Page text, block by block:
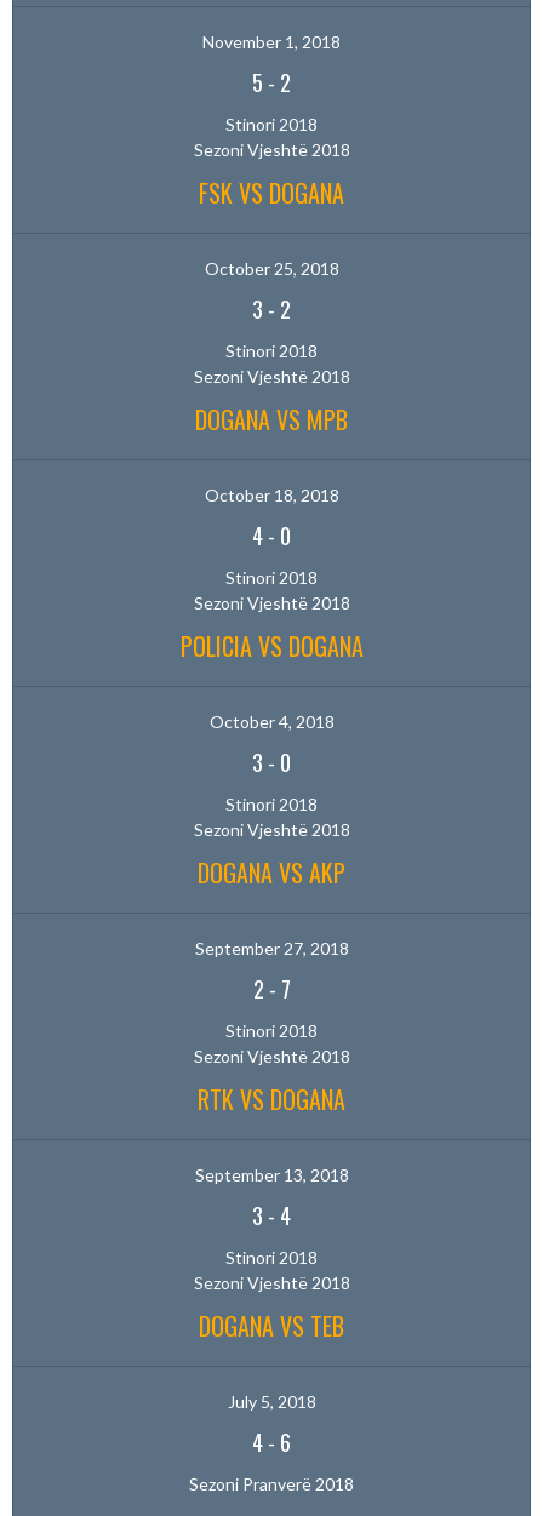
November 1, 2018
5 - 2
Stinori 2018
Sezoni Vjeshtë 2018
FSK VS DOGANA
October 25, 2018
3 - 2
Stinori 2018
Sezoni Vjeshtë 2018
DOGANA VS MPB
October 18, 2018
4- 0
Stinori 2018
Sezoni Vjeshtë 2018
POLICIA VS DOGANA
October 4, 2018
3 - 0
Stinori 2018
Sezoni Vjeshtë 2018
DOGANA VS AKP
September 27, 2018
2 - 7
Stinori 2018
Sezoni Vjeshtë 2018
RTK VS DOGANA
September 13, 2018
3 - 4
Stinori 2018
Sezoni Vjeshtë 2018
DOGANA VS TEB
July 5, 2018
4- 6
Sezoni Pranverë 2018